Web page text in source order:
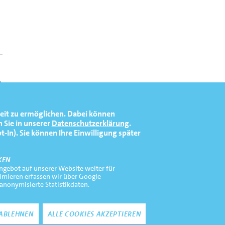
zu ermöglichen. Dabei können
in unsererDatenschutzerklärung.
Sie können Ihre Einwilligung später
auf unserer Website weiter für
erfassen wir über Google
Statistikdaten.
ALLE COOKIES AKZEPTIEREN